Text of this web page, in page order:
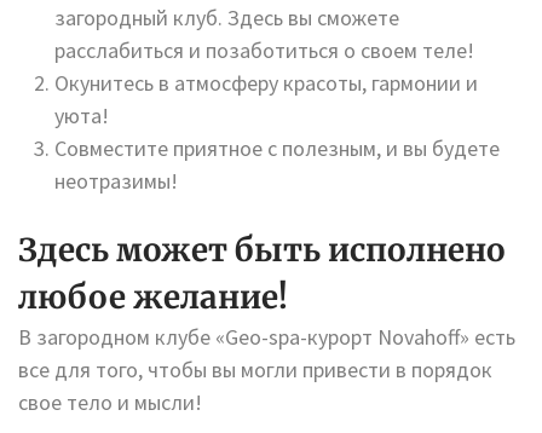
загородный клуб. Здесь вы сможете
расслабиться и позаботиться о своем теле!
Окунитесь в атмосферу красоты, гармонии и
уюта!
Совместите приятное с полезным, и вы будете
неотразимы!
Здесь может быть исполнено
любое желание!
В загородном клубе «Geo-spa-курорт Novahoff» есть
все для того, чтобы вы могли привести в порядок
свое тело и мысли!